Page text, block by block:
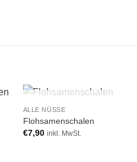
NICHT VORRÄTIG
ALLE NÜSSE
Flohsamenschalen
€7,90 inkl. MwSt.